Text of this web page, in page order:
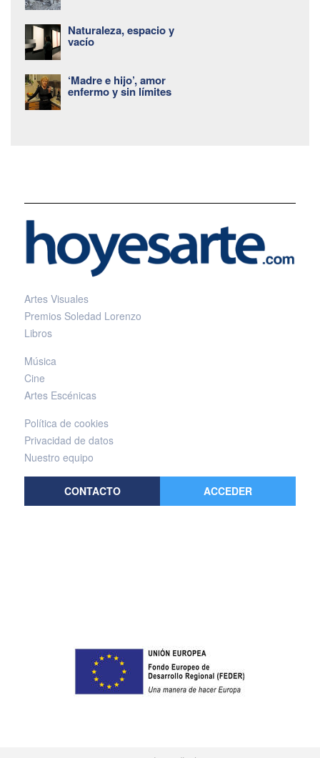
Naturaleza, espacio y
vacío
‘Madre e hijo’, amor
enfermo y sin límites
Artes Visuales
Premios Soledad Lorenzo
Libros
Música
Cine
Artes Escénicas
Política de cookies
Privacidad de datos
Nuestro equipo
CONTACTO ACCEDER